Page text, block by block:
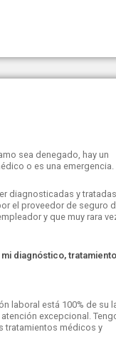
sea denegado, hay un
o es una emergencia.
diagnosticadas y
el proveedor de seguro
y que muy rara
diagnóstico,
laboral está 100% de su
excepcional.
tratamientos médicos y